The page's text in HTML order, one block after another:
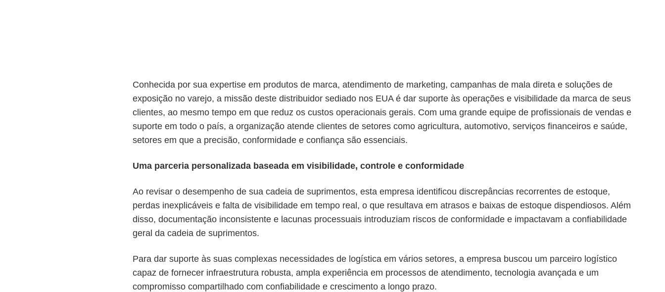
Conhecida por sua expertise em produtos de marca, atendimento de marketing, campanhas de mala direta e soluções de
exposição no varejo, a missão deste distribuidor sediado nos EUA é dar suporte às operações e visibilidade da marca de seus
clientes, ao mesmo tempo em que reduz os custos operacionais gerais. Com uma grande equipe de profissionais de vendas e
suporte em todo o país, a organização atende clientes de setores como agricultura, automotivo, serviços financeiros e saúde,
setores em que a precisão, conformidade e confiança são essenciais.
Uma parceria personalizada baseada em visibilidade, controle e conformidade
Ao revisar o desempenho de sua cadeia de suprimentos, esta empresa identificou discrepâncias recorrentes de estoque,
perdas inexplicáveis e falta de visibilidade em tempo real, o que resultava em atrasos e baixas de estoque dispendiosos. Além
disso, documentação inconsistente e lacunas processuais introduziam riscos de conformidade e impactavam a confiabilidade
geral da cadeia de suprimentos.
Para dar suporte às suas complexas necessidades de logística em vários setores, a empresa buscou um parceiro logístico
capaz de fornecer infraestrutura robusta, ampla experiência em processos de atendimento, tecnologia avançada e um
compromisso compartilhado com confiabilidade e crescimento a longo prazo.